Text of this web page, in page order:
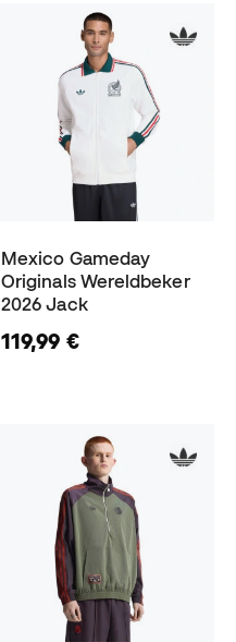
Mexico Gameday
Originals Wereldbeker
2026 Jack
119,99 €